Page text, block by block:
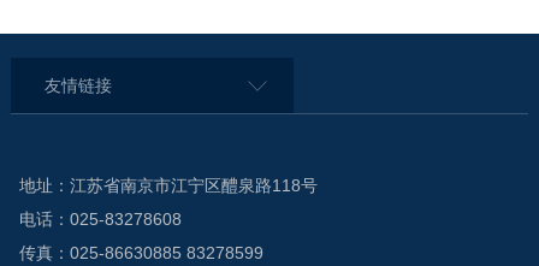
友情链接
地址：江苏省南京市江宁区醴泉路118号
电话：025-83278608
传真：025-86630885 83278599